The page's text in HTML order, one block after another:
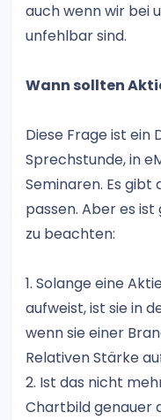
auch wenn wir bei
unfehlbar sind.
Wann sollten
Diese Frage ist ein
Sprechstunde, in
Seminaren. Es gibt
passen. Aber es ist
zu beachten:
1. Solange eine
aufweist, ist sie in
wenn sie einer
Relativen Stärke
2. Ist das nicht
Chartbild genauer